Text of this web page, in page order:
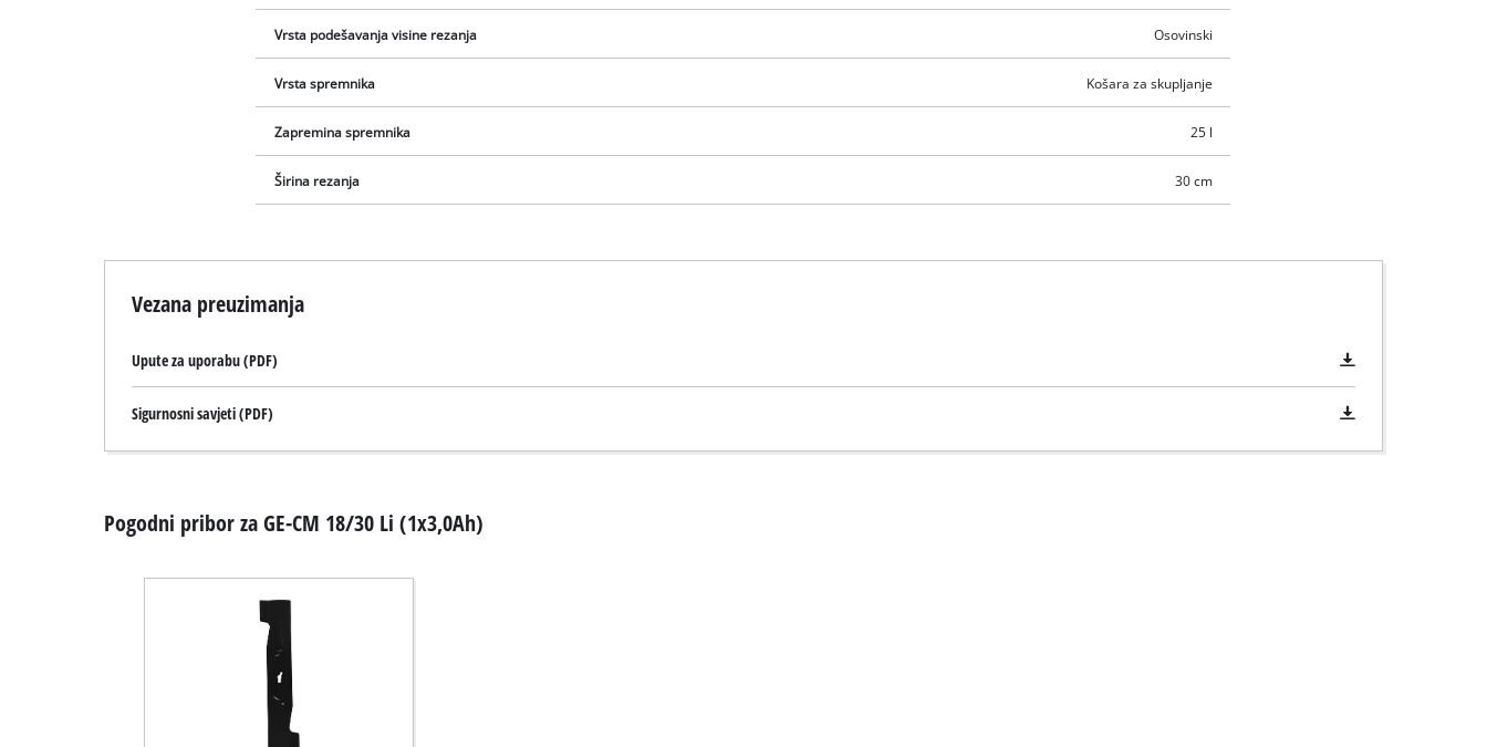
visitor. The website owner needs to setup
to the list of technologies used.
Vrsta podešavanja visine rezanja Osovinski
Vrsta spremnika Košara za skupljanje
Zapremina spremnika 25 l
Širina rezanja 30 cm
Vezana preuzimanja
Upute za uporabu (PDF)
Sigurnosni savjeti (PDF)
Pogodni pribor za GE-CM 18/30 Li (1x3,0Ah)